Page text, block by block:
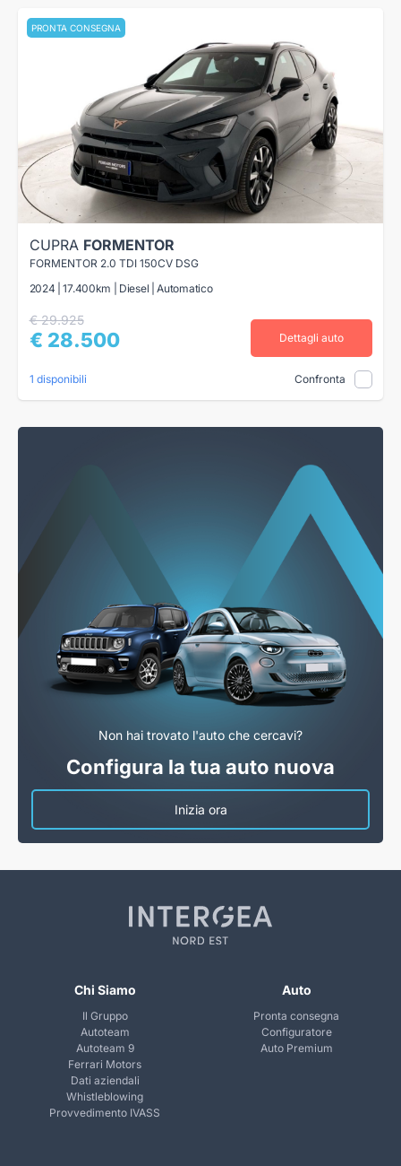
PRONTA CONSEGNA
CUPRA FORMENTOR
FORMENTOR 2.0 TDI 150CV DSG
2024 | 17.400km | Diesel | Automatico
€ 29.925
€ 28.500 Dettagli auto
1 disponibili Confronta
Non hai trovato l'auto che cercavi?
Configura la tua auto nuova
Inizia ora
Chi Siamo
Il Gruppo
Autoteam
Autoteam 9
Ferrari Motors
Dati aziendali
Whistleblowing
Provvedimento IVASS
Auto
Pronta consegna
Configuratore
Auto Premium